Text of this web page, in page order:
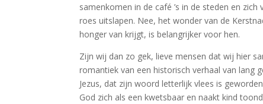
samenkomen in de café ’s in de steden en
roes uitslapen. Nee, het wonder van de
honger van krijgt, is belangrijker voor hen.
Zijn wij dan zo gek, lieve mensen dat wij hier
romantiek van een historisch verhaal van lang
Jezus, dat zijn woord letterlijk vlees is
God zich als een kwetsbaar en naakt kind